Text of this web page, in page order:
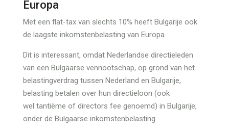
Europa
Met een flat-tax van slechts 10% heeft Bulgarije ook
de laagste inkomstenbelasting van Europa.
Dit is interessant, omdat Nederlandse directieleden
van een Bulgaarse vennootschap, op grond van het
belastingverdrag tussen Nederland en Bulgarije,
belasting betalen over hun directieloon (ook
wel tantième of directors fee genoemd) in Bulgarije,
onder de Bulgaarse inkomstenbelasting.